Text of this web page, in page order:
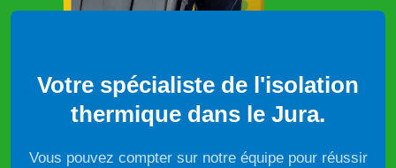
Votre spécialiste de l'isolation
thermique dans le Jura.
Vous pouvez compter sur notre équipe pour réussir